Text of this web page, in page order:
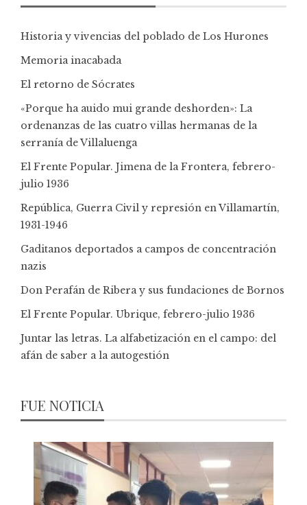
Historia y vivencias del poblado de Los Hurones
Memoria inacabada
El retorno de Sócrates
«Porque ha auido mui grande deshorden»: La
ordenanzas de las cuatro villas hermanas de la
serranía de Villaluenga
El Frente Popular. Jimena de la Frontera, febrero-
julio 1936
República, Guerra Civil y represión en Villamartín,
1931-1946
Gaditanos deportados a campos de concentración
nazis
Don Perafán de Ribera y sus fundaciones de Bornos
El Frente Popular. Ubrique, febrero-julio 1936
Juntar las letras. La alfabetización en el campo: del
afán de saber a la autogestión
FUE NOTICIA